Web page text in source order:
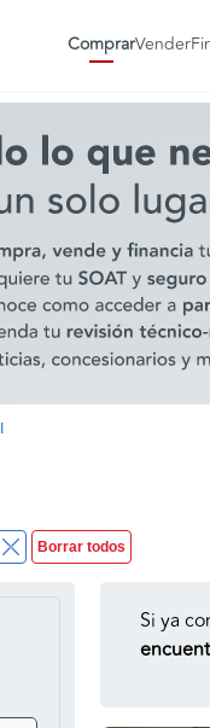
ComprarVender
Borrar todos
Si ya